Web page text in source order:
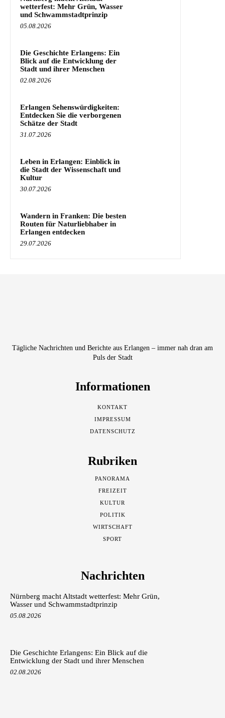
wetterfest: Mehr Grün, Wasser
und Schwammstadtprinzip
05.08.2026
Die Geschichte Erlangens: Ein
Blick auf die Entwicklung der
Stadt und ihrer Menschen
02.08.2026
Erlangen Sehenswürdigkeiten:
Entdecken Sie die verborgenen
Schätze der Stadt
31.07.2026
Leben in Erlangen: Einblick in
die Stadt der Wissenschaft und
Kultur
30.07.2026
Wandern in Franken: Die besten
Routen für Naturliebhaber in
Erlangen entdecken
29.07.2026
Tägliche Nachrichten und Berichte aus Erlangen – immer nah dran am
Puls der Stadt
Informationen
KONTAKT
IMPRESSUM
DATENSCHUTZ
Rubriken
PANORAMA
FREIZEIT
KULTUR
POLITIK
WIRTSCHAFT
SPORT
Nachrichten
Nürnberg macht Altstadt wetterfest: Mehr Grün,
Wasser und Schwammstadtprinzip
05.08.2026
Die Geschichte Erlangens: Ein Blick auf die
Entwicklung der Stadt und ihrer Menschen
02.08.2026